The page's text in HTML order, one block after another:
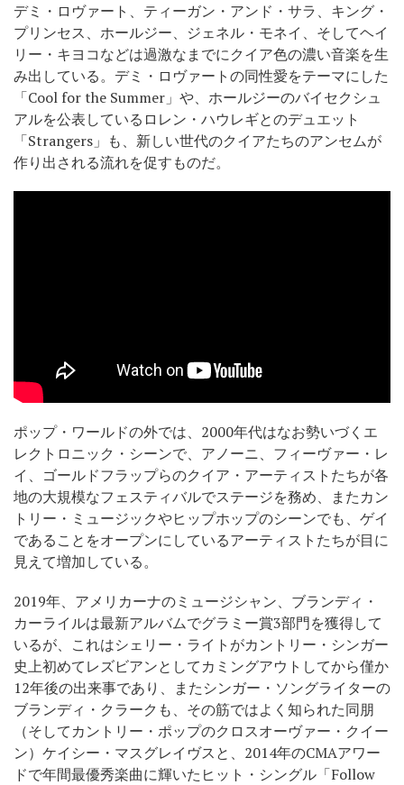
デミ・ロヴァート、ティーガン・アンド・サラ、キング・
プリンセス、ホールジー、ジェネル・モネイ、そしてヘイ
リー・キヨコなどは過激なまでにクイア色の濃い音楽を生
み出している。デミ・ロヴァートの同性愛をテーマにした
「Cool for the Summer」や、ホールジーのバイセクシュ
アルを公表しているロレン・ハウレギとのデュエット
「Strangers」も、新しい世代のクイアたちのアンセムが
作り出される流れを促すものだ。
ポップ・ワールドの外では、2000年代はなお勢いづくエ
レクトロニック・シーンで、アノーニ、フィーヴァー・レ
イ、ゴールドフラップらのクイア・アーティストたちが各
地の大規模なフェスティバルでステージを務め、またカン
トリー・ミュージックやヒップホップのシーンでも、ゲイ
であることをオープンにしているアーティストたちが目に
見えて増加している。
2019年、アメリカーナのミュージシャン、ブランディ・
カーライルは最新アルバムでグラミー賞3部門を獲得して
いるが、これはシェリー・ライトがカントリー・シンガー
史上初めてレズビアンとしてカミングアウトしてから僅か
12年後の出来事であり、またシンガー・ソングライターの
ブランディ・クラークも、その筋ではよく知られた同朋
（そしてカントリー・ポップのクロスオーヴァー・クイー
ン）ケイシー・マスグレイヴスと、2014年のCMAアワー
ドで年間最優秀楽曲に輝いたヒット・シングル「Follow